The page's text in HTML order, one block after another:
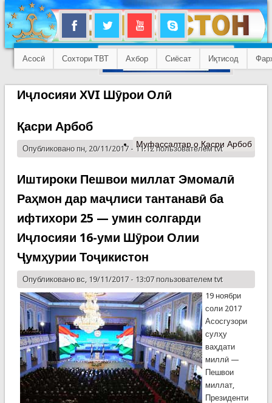
Асосӣ Сохтори ТВТ Ахбор Сиёсат Иқтисод
Иҷлосияи ХVI Шӯрои Олӣ
Қасри Арбоб
Опубликовано пн, 20/11/2017 - 11:12 пользователемtvt
Муфассалтар о Қасри Арбоб
Иштироки Пешвои миллат Эмомалӣ
Раҳмон дар маҷлиси тантанавӣ ба
ифтихори 25 — умин солгарди
Иҷлосияи 16-уми Шӯрои Олии
Ҷумҳурии Тоҷикистон
Опубликовано вс, 19/11/2017 - 13:07 пользователем tvt
19 ноябри
соли 2017
Асосгузори
сулҳу
ваҳдати
миллӣ —
Пешвои
миллат,
Президенти